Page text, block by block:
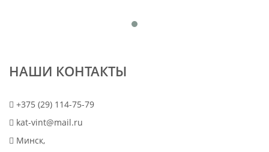
НАШИ КОНТАКТЫ
+375 (29) 114-75-79
kat-vint@mail.ru
Минск,